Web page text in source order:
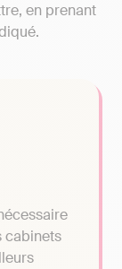
en prenant
cabinets